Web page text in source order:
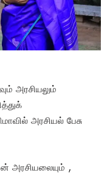
அரசியலும்
அரசியல் பேசு
அரசியலையும் ,